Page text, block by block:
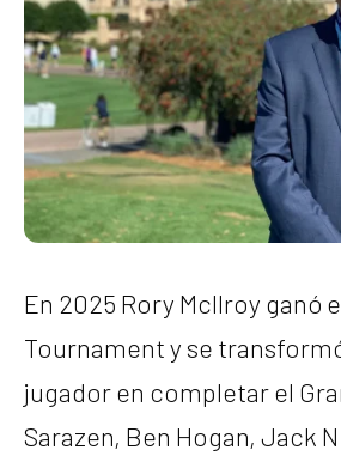
En 2025 Rory McIlroy ganó
Tournament y se
jugador en completar el
Sarazen, Ben Hogan, Jack